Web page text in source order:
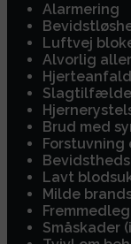
Alarmering
Luftvej
Alvorlig
Brud med
Lavt
Milde
Småskader